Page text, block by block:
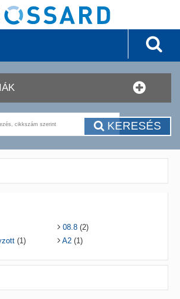
KERESÉS
08.8(2)
(1) A2(1)